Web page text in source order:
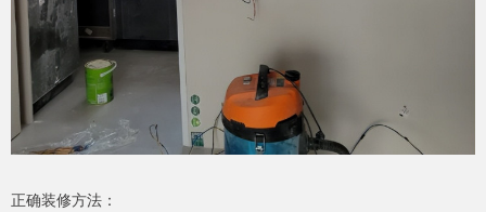
正确装修方法：